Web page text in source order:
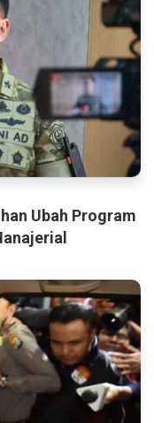
Ubah Program